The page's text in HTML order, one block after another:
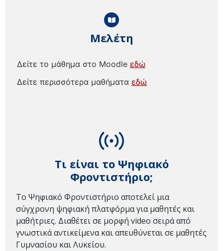
Τι είναι το Ψηφιακό
Φροντιστήριο;
Το Ψηφιακό Φροντιστήριο αποτελεί μια
σύγχρονη ψηφιακή πλατφόρμα για μαθητές και
μαθήτριες. Διαθέτει σε μορφή video σειρά από
γνωστικά αντικείμενα και απευθύνεται σε μαθητές
Γυμνασίου και Λυκείου.
Μελέτη
Δείτε το μάθημα στο Moodle εδώ
Δείτε περισσότερα μαθήματα εδώ